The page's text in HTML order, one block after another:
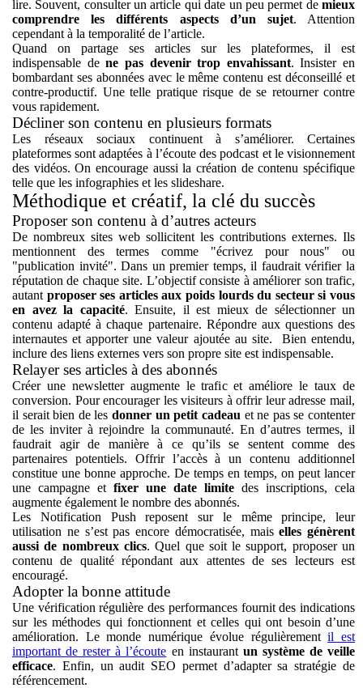
lire. Souvent, consulter un article qui date un peu permet de mieux
comprendre les différents aspects d’un sujet. Attention
cependant à la temporalité de l’article.
Quand on partage ses articles sur les plateformes, il est
indispensable dene pas devenir trop envahissant. Insister en
bombardant ses abonnées avec le même contenu est déconseillé et
contre-productif. Une telle pratique risque de se retourner contre
vous rapidement.
Décliner son contenu en plusieurs formats
Les réseaux sociaux continuent à s’améliorer. Certaines
plateformes sont adaptées à l’écoute des podcast et le visionnement
des vidéos. On encourage aussi la création de contenu spécifique
telle que les infographies et les slideshare.
Méthodique et créatif, la clé du succès
Proposer son contenu à d’autres acteurs
De nombreux sites web sollicitent les contributions externes. Ils
mentionnent des termes comme "écrivez pour nous" ou
"publication invité". Dans un premier temps, il faudrait vérifier la
réputation de chaque site. L’objectif consiste à améliorer son trafic,
autant proposer ses articles aux poids lourds du secteur si vous
en avez la capacité. Ensuite, il est mieux de sélectionner un
contenu adapté à chaque partenaire. Répondre aux questions des
internautes et apporter une valeur ajoutée au site. Bien entendu,
inclure des liens externes vers son propre site est indispensable.
Relayer ses articles à des abonnés
Créer une newsletter augmente le trafic et améliore le taux de
conversion. Pour encourager les visiteurs à offrir leur adresse mail,
il serait bien de lesdonner un petit cadeau et ne pas se contenter
de les inviter à rejoindre la communauté. En d’autres termes, il
faudrait agir de manière à ce qu’ils se sentent comme des
partenaires potentiels. Offrir l’accès à un contenu additionnel
constitue une bonne approche. De temps en temps, on peut lancer
une campagne et fixer une date limite des inscriptions, cela
augmente également le nombre des abonnés.
Les Notification Push reposent sur le même principe, leur
utilisation ne s’est pas encore démocratisée, maiselles génèrent
aussi de nombreux clics. Quel que soit le support, proposer un
contenu de qualité répondant aux attentes de ses lecteurs est
encouragé.
Adopter la bonne attitude
Une vérification régulière des performances fournit des indications
sur les méthodes qui fonctionnent et celles qui ont besoin d’une
amélioration. Le monde numérique évolue régulièrement il est
important de rester à l’écoute en instaurant un système de veille
efficace. Enfin, un audit SEO permet d’adapter sa stratégie de
référencement.